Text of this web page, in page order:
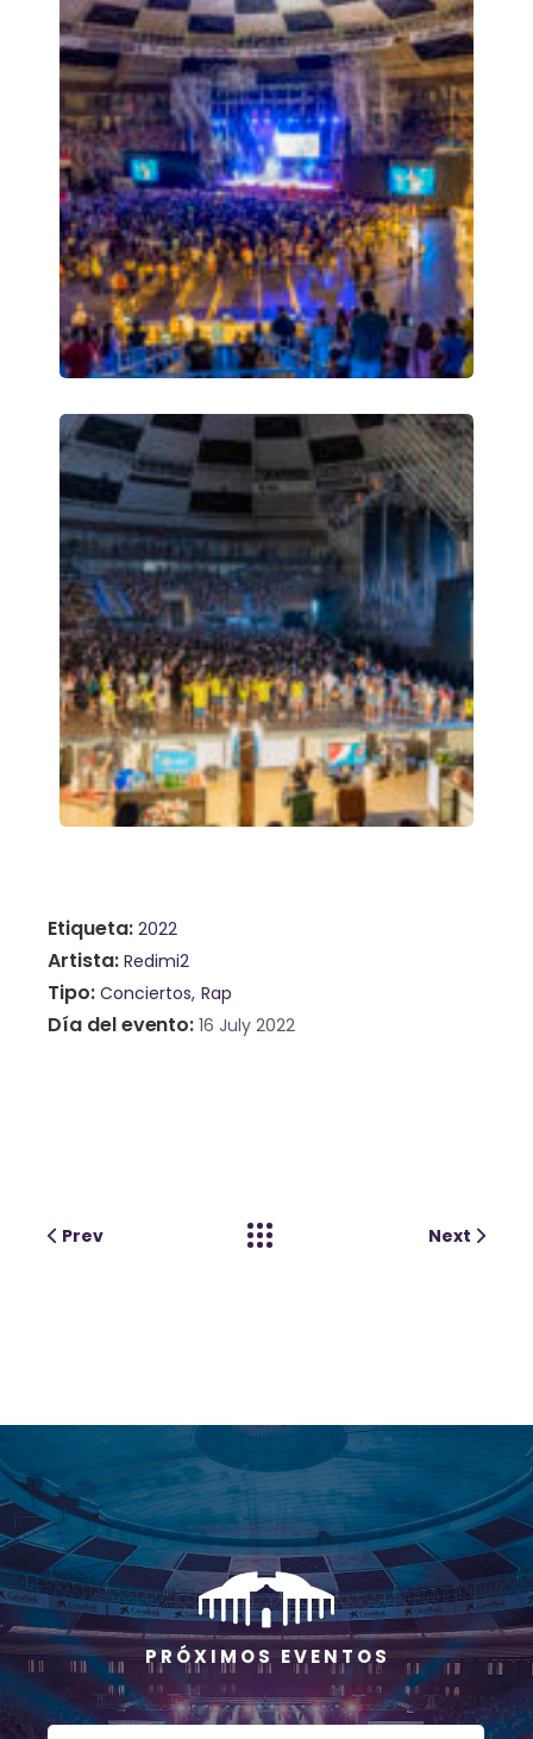
Etiqueta 2022
Artista Redimi2
Tipo Conciertos Rap
Día del evento 16 July 2022
Prev Next
P R Ó X I M O S E V E N T O S